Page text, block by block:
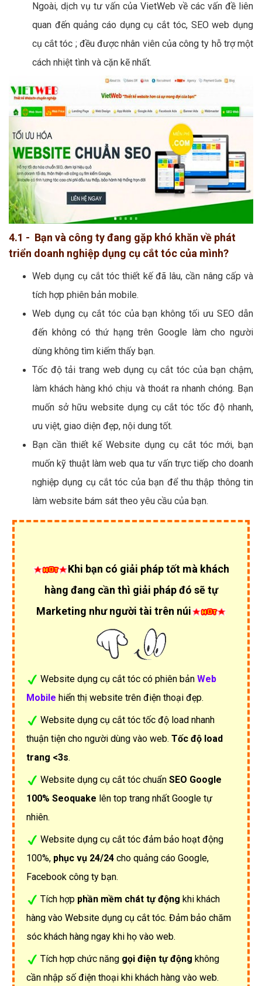
Ngoài, dịch vụ tư vấn của VietWeb về các vấn đề liên
quan đến quảng cáo dụng cụ cắt tóc, SEO web dụng
cụ cắt tóc ; đều được nhân viên của công ty hỗ trợ một
cách nhiệt tình và cặn kẽ nhất.
4.1 - Bạn và công ty đang gặp khó khăn về phát
triển doanh nghiệp dụng cụ cắt tóc của mình?
Web dụng cụ cắt tóc thiết kế đã lâu, cần nâng cấp và
tích hợp phiên bản mobile.
Web dụng cụ cắt tóc của bạn không tối ưu SEO dẫn
đến không có thứ hạng trên Google làm cho người
dùng không tìm kiếm thấy bạn.
Tốc độ tải trang web dụng cụ cắt tóc của bạn chậm,
làm khách hàng khó chịu và thoát ra nhanh chóng. Bạn
muốn sở hữu website dụng cụ cắt tóc tốc độ nhanh,
ưu việt, giao diện đẹp, nội dung tốt.
Bạn cần thiết kế Website dụng cụ cắt tóc mới, bạn
muốn kỹ thuật làm web qua tư vấn trực tiếp cho doanh
nghiệp dụng cụ cắt tóc của bạn để thu thập thông tin
làm website bám sát theo yêu cầu của bạn.
Khi bạn có giải pháp tốt mà khách
hàng đang cần thì giải pháp đó sẽ tự
Marketing như người tài trên núi
Website dụng cụ cắt tóc có phiên bản Web
Mobile hiển thị website trên điện thoại đẹp.
Website dụng cụ cắt tóc tốc độ load nhanh
thuận tiện cho người dùng vào web. Tốc độ load
trang <3s.
Website dụng cụ cắt tóc chuẩn SEO Google
100% Seoquake lên top trang nhất Google tự
nhiên.
Website dụng cụ cắt tóc đảm bảo hoạt động
100%, phục vụ 24/24 cho quảng cáo Google,
Facebook công ty bạn.
Tích hợp phần mềm chát tự động khi khách
hàng vào Website dụng cụ cắt tóc. Đảm bảo chăm
sóc khách hàng ngay khi họ vào web.
Tích hợp chức năng gọi điện tự động không
cần nhập số điện thoại khi khách hàng vào web.